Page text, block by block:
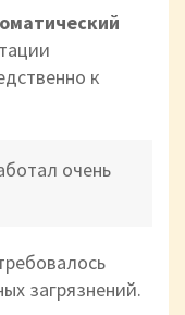
к
очень
загрязнений.